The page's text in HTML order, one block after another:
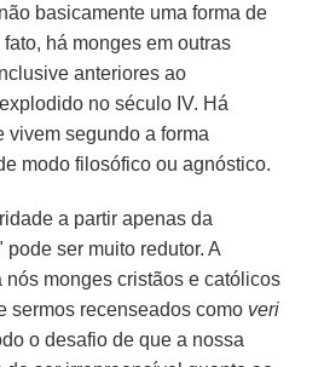
basicamente uma forma de
fato, há monges em outras
anteriores ao
no século IV. Há
vivem segundo a forma
modo filosófico ou agnóstico.
a partir apenas da
ser muito redutor. A
nós monges cristãos e católicos
sermos recenseados como veri
o desafio de que a nossa